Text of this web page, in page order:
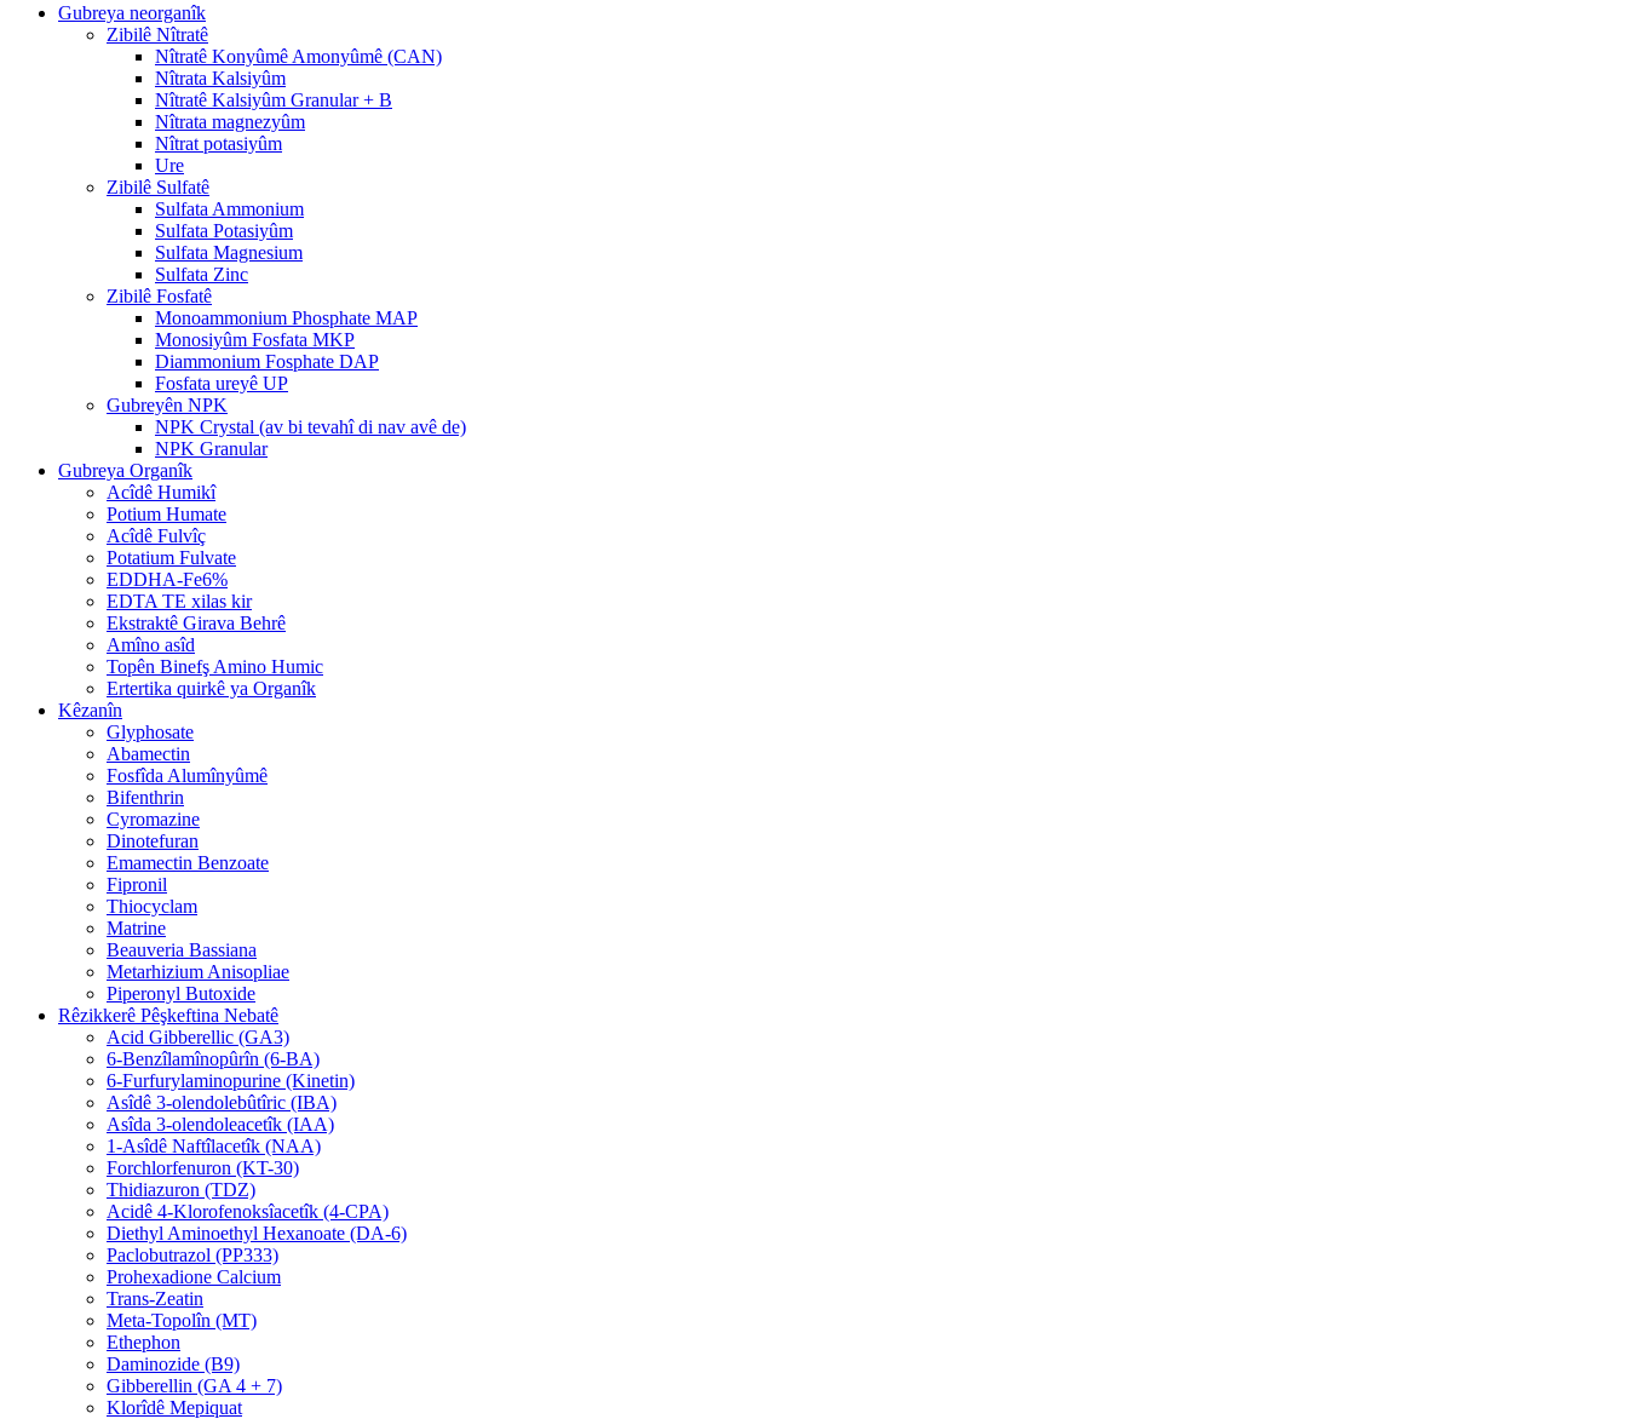
Gubreya neorganîk
Zibilê Nîtratê
Nîtratê Konyûmê Amonyûmê (CAN)
Nîtrata Kalsiyûm
Nîtratê Kalsiyûm Granular + B
Nîtrata magnezyûm
Nîtrat potasiyûm
Ure
Zibilê Sulfatê
Sulfata Ammonium
Sulfata Potasiyûm
Sulfata Magnesium
Sulfata Zinc
Zibilê Fosfatê
Monoammonium Phosphate MAP
Monosiyûm Fosfata MKP
Diammonium Fosphate DAP
Fosfata ureyê UP
Gubreyên NPK
NPK Crystal (av bi tevahî di nav avê de)
NPK Granular
Gubreya Organîk
Acîdê Humikî
Potium Humate
Acîdê Fulvîç
Potatium Fulvate
EDDHA-Fe6%
EDTA TE xilas kir
Ekstraktê Girava Behrê
Amîno asîd
Topên Binefş Amino Humic
Ertertika quirkê ya Organîk
Kêzanîn
Glyphosate
Abamectin
Fosfîda Alumînyûmê
Bifenthrin
Cyromazine
Dinotefuran
Emamectin Benzoate
Fipronil
Thiocyclam
Matrine
Beauveria Bassiana
Metarhizium Anisopliae
Piperonyl Butoxide
Rêzikkerê Pêşkeftina Nebatê
Acid Gibberellic (GA3)
6-Benzîlamînopûrîn (6-BA)
6-Furfurylaminopurine (Kinetin)
Asîdê 3-olendolebûtîric (IBA)
Asîda 3-olendoleacetîk (IAA)
1-Asîdê Naftîlacetîk (NAA)
Forchlorfenuron (KT-30)
Thidiazuron (TDZ)
Acidê 4-Klorofenoksîacetîk (4-CPA)
Diethyl Aminoethyl Hexanoate (DA-6)
Paclobutrazol (PP333)
Prohexadione Calcium
Trans-Zeatin
Meta-Topolîn (MT)
Ethephon
Daminozide (B9)
Gibberellin (GA 4 + 7)
Klorîdê Mepiquat